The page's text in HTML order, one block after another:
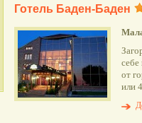
Готель Баден-Баден
от
или